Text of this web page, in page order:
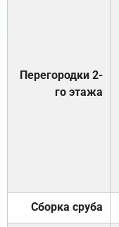
Перегородки 2-
го этажа
Сборка сруба